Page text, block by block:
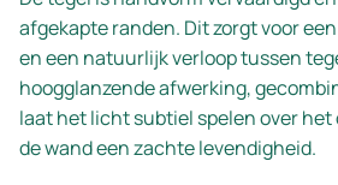
afgekapte randen. Dit zorgt voor
en een natuurlijk verloop tussen
hoogglanzende afwerking,
laat het licht subtiel spelen over het
de wand een zachte levendigheid.